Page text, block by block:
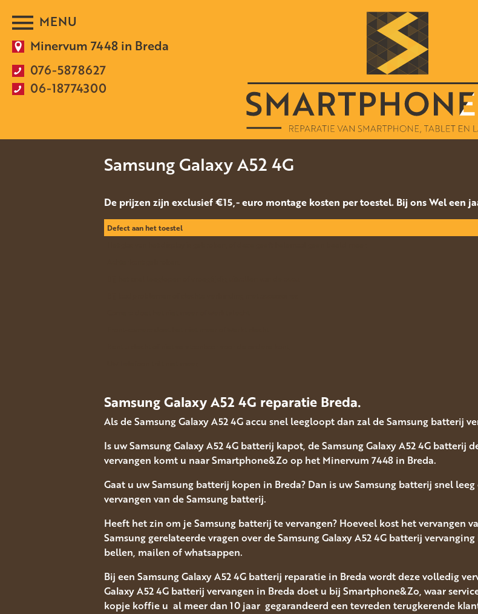
Minervum 7448 in Breda
076-5878627
06-18774300
Samsung Galaxy A52 4G
De prijzen zijn exclusief €15,- euro montage kosten per toestel. Bij ons Wel een
Defect aan het toestel
Samsung Galaxy A52 4G reparatie Breda.
Als de Samsung Galaxy A52 4G accu snel leegloopt dan zal de Samsung batterij
Is uw Samsung Galaxy A52 4G batterij kapot, de Samsung Galaxy A52 4G batterij
vervangen komt u naar Smartphone&Zo op het Minervum 7448 in Breda.
Gaat u uw Samsung batterij kopen in Breda? Dan is uw Samsung batterij snel
vervangen van de Samsung batterij.
Heeft het zin om je Samsung batterij te vervangen? Hoeveel kost het vervangen
Samsung gerelateerde vragen over de Samsung Galaxy A52 4G batterij
bellen, mailen of whatsappen.
Bij een Samsung Galaxy A52 4G batterij reparatie in Breda wordt deze volledig
Galaxy A52 4G batterij vervangen in Breda doet u bij Smartphone&Zo, waar
kopje koffie u al meer dan 10 jaar gegarandeerd een tevreden terugkerende